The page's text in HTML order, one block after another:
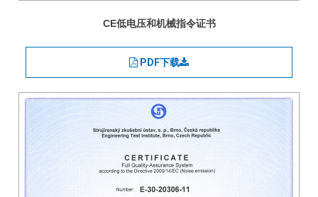
CE低电压和机械指令证书
PDF下载